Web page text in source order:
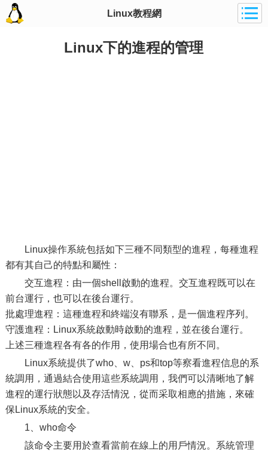
Linux教程網
Linux下的進程的管理
Linux操作系統包括如下三種不同類型的進程，每種進程
都有其自己的特點和屬性：
交互進程：由一個shell啟動的進程。交互進程既可以在
前台運行，也可以在後台運行。
批處理進程：這種進程和終端沒有聯系，是一個進程序列。
守護進程：Linux系統啟動時啟動的進程，並在後台運行。
上述三種進程各有各的作用，使用場合也有所不同。
Linux系統提供了who、w、ps和top等察看進程信息的系
統調用，通過結合使用這些系統調用，我們可以清晰地了解
進程的運行狀態以及存活情況，從而采取相應的措施，來確
保Linux系統的安全。
1、who命令
該命令主要用於查看當前在線上的用戶情況。系統管理